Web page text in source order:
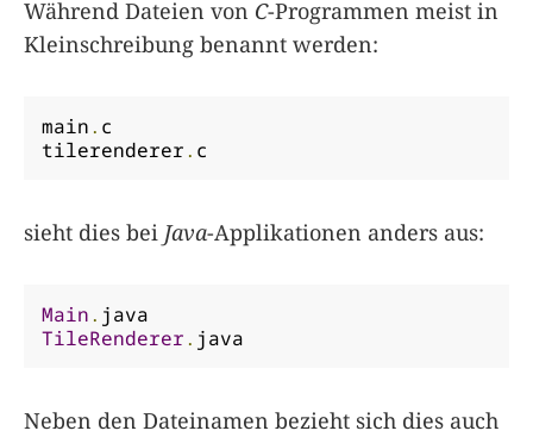
Während Dateien von C-Programmen meist in
Kleinschreibung benannt werden:
main. c
tilerenderer. c
sieht dies bei Java-Applikationen anders aus:
Main.
TileRenderer. java
Neben den Dateinamen bezieht sich dies auch